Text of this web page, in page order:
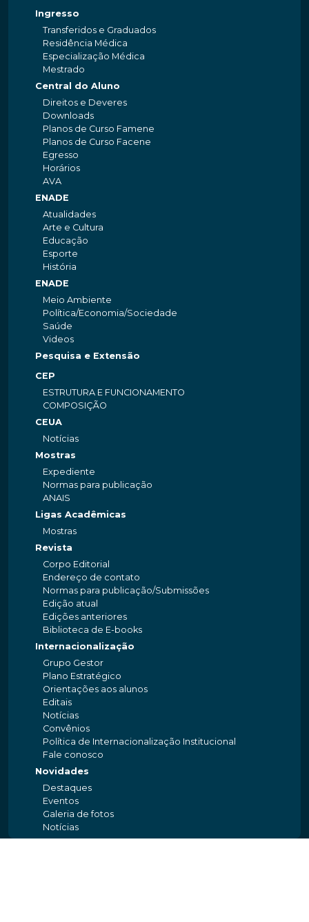
Ingresso
Transferidos e Graduados
Residência Médica
Especialização Médica
Mestrado
Central do Aluno
Direitos e Deveres
Downloads
Planos de Curso Famene
Planos de Curso Facene
Egresso
Horários
AVA
ENADE
Atualidades
Arte e Cultura
Educação
Esporte
História
ENADE
Meio Ambiente
Política/Economia/Sociedade
Saúde
Videos
Pesquisa e Extensão
CEP
ESTRUTURA E FUNCIONAMENTO
COMPOSIÇÃO
CEUA
Notícias
Mostras
Expediente
Normas para publicação
ANAIS
Ligas Acadêmicas
Mostras
Revista
Corpo Editorial
Endereço de contato
Normas para publicação/Submissões
Edição atual
Edições anteriores
Biblioteca de E-books
Internacionalização
Grupo Gestor
Plano Estratégico
Orientações aos alunos
Editais
Notícias
Convênios
Política de Internacionalização Institucional
Fale conosco
Novidades
Destaques
Eventos
Galeria de fotos
Notícias